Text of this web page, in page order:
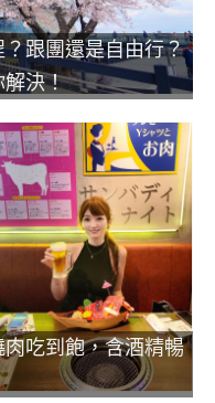
跟團還是自由行？
解決！
肉吃到飽，含酒精暢